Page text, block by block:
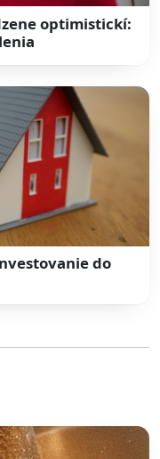
optimistickí:
do